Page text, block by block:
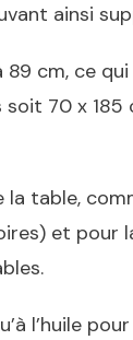
ainsi
cm, ce
70 x 185
table,
et pour
l’huile